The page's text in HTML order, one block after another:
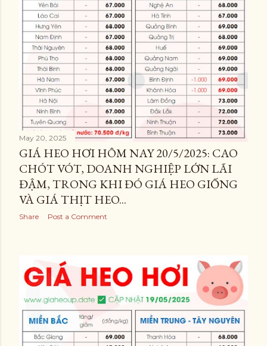
May 20, 2025
GIÁ HEO HƠI HÔM NAY 20/5/2025: CAO
CHÓT VÓT, DOANH NGHIỆP LỚN LÃI
ĐẬM, TRONG KHI ĐÓ GIÁ HEO GIỐNG
VÀ GIÁ THỊT HEO...
Share Post a Comment